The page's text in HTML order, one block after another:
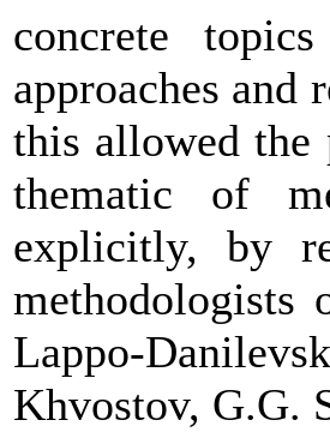
concrete
approaches and
this allowed the
thematic of
explicitly, by
methodologists
Lappo-
Khvostov, G.G.